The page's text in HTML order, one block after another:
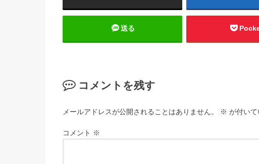
送る
コメントを残す
メールアドレスが公開されることはありません。 ※ が付い
コメント ※